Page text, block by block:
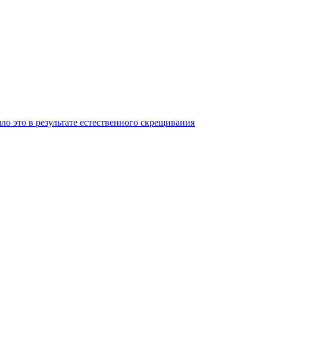
в результате естественного скрещивания